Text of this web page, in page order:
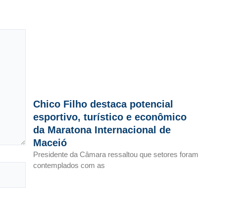
Chico Filho destaca potencial
esportivo, turístico e econômico
da Maratona Internacional de
Maceió
Presidente da Câmara ressaltou que setores foram
contemplados com as